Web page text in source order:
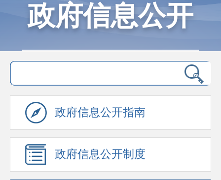
政府信息公开
政府信息公开指南
政府信息公开制度